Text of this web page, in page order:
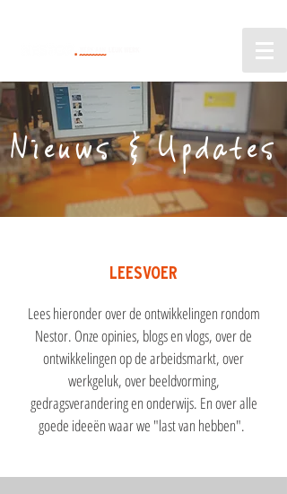
Nieuws & Updates
LEESVOER
Lees hieronder over de ontwikkelingen rondom
Nestor. Onze opinies, blogs en vlogs, over de
ontwikkelingen op de arbeidsmarkt, over
werkgeluk, over beeldvorming,
gedragsverandering en onderwijs. En over alle
goede ideeën waar we "last van hebben".